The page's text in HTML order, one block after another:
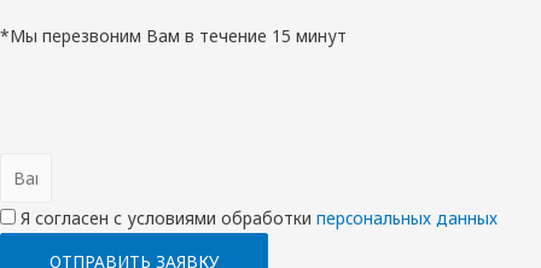
*Мы перезвоним Вам в течение 15 минут
Я согласен с условиями обработки перcональных данных
ОТПРАВИТЬ ЗАЯВКУ